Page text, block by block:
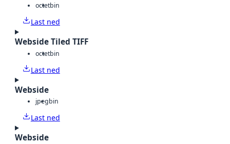
octetbin
Last ned
Webside Tiled TIFF
octetbin
Last ned
Webside
jpegbin
Last ned
Webside